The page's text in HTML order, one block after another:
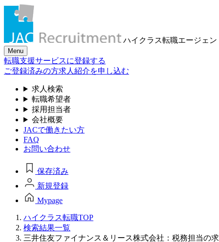
ハイクラス転職エージェン
Menu
転職支援サービスに登録する
ご登録済みの方求人紹介を申し込む
求人検索
転職希望者
採用担当者
会社概要
JACで働きたい方
FAQ
お問い合わせ
保存済み
新規登録
Mypage
ハイクラス転職TOP
検索結果一覧
三井住友ファイナンス＆リース株式会社：税務担当の